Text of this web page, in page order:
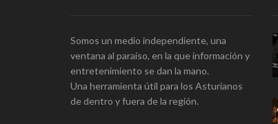
Somos un medio independiente, una
ventana al paraíso, en la que información y
entretenimiento se dan la mano.
Una herramienta útil para los Asturianos
de dentro y fuera de la región.